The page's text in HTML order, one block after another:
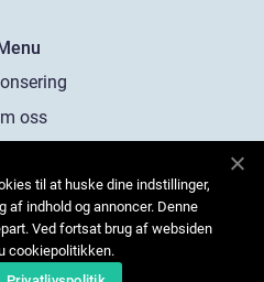
oss
oss
til at huske dine indstillinger,
af indhold og annoncer. Denne
Ved fortsat brug af websiden
cookiepolitikken.